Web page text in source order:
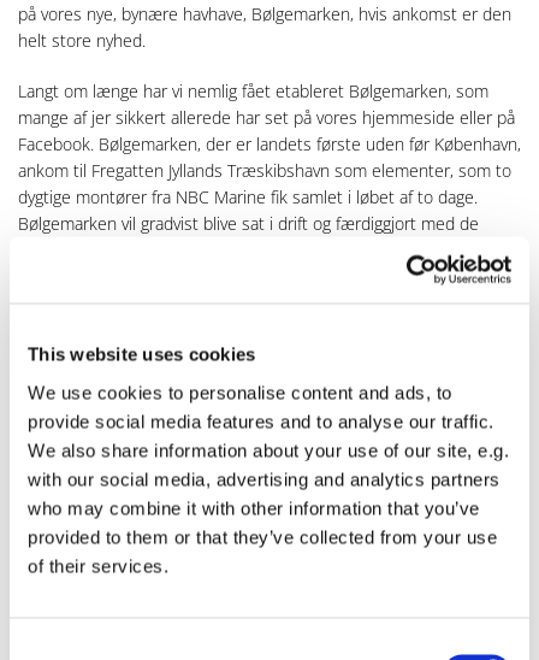
This website uses cookies
We use cookies to personalise content and ads, to
provide social media features and to analyse our traffic.
We also share information about your use of our site, e.g.
with our social media, advertising and analytics partners
who may combine it with other information that you’ve
provided to them or that they’ve collected from your use
of their services.
på vores nye, bynære havhave, Bølgemarken, hvis ankomst er den
helt store nyhed.
Langt om længe har vi nemlig fået etableret Bølgemarken, som
mange af jer sikkert allerede har set på vores hjemmeside eller på
Facebook. Bølgemarken, der er landets første uden før København,
ankom til Fregatten Jyllands Træskibshavn som elementer, som to
dygtige montører fra NBC Marine fik samlet i løbet af to dage.
Bølgemarken vil gradvist blive sat i drift og færdiggjort med de
sidste faciliteter, bl.a. låge på adgangsbroen, formidlingspulte og
Bestyrelsen planlægger en formel
hjemmeside kan I se alle øvrige aktiviteter i 2022.
Fredag den 19. november havde vi ”åbent hus” på Bølgemarken
med en uformel markering af denne milepæl for Havhaven. Vi var
en stolt bestyrelse, som præsenterede Bølgemarken for de ca. 25
medlemmer, som var mødt frem. Jeg orienterede kort om
Bølgemarken og dens organisering. Jeg varetager fortsat
opgaverne vedr. myndigheder, presse m.v. og koordinerer
samarbejdet med vores samarbejdspartnere. Erling Engelhardt har